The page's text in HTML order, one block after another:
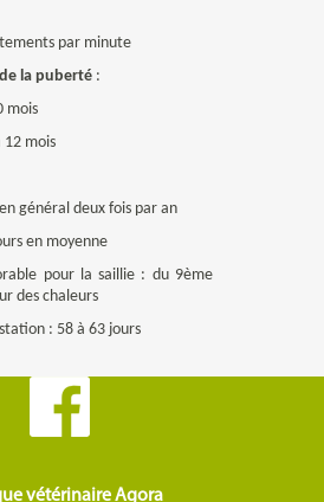
par minute
la puberté :
mois
12 mois
général deux fois par an
en moyenne
pour la saillie : du 9ème
des chaleurs
: 58 à 63 jours
vétérinaire Agora